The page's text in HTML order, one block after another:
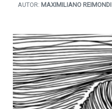
AUTOR: MAXIMILIANO REIMONDI